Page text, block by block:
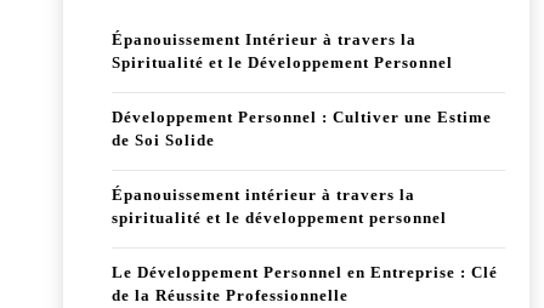
Épanouissement Intérieur à travers la
Spiritualité et le Développement Personnel
Développement Personnel : Cultiver une Estime
de Soi Solide
Épanouissement intérieur à travers la
spiritualité et le développement personnel
Le Développement Personnel en Entreprise : Clé
de la Réussite Professionnelle